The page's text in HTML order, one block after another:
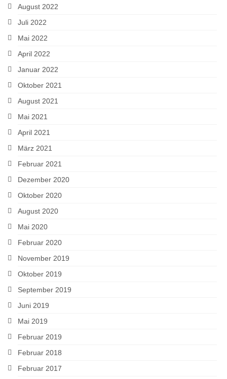
August 2022
Juli 2022
Mai 2022
April 2022
Januar 2022
Oktober 2021
August 2021
Mai 2021
April 2021
März 2021
Februar 2021
Dezember 2020
Oktober 2020
August 2020
Mai 2020
Februar 2020
November 2019
Oktober 2019
September 2019
Juni 2019
Mai 2019
Februar 2019
Februar 2018
Februar 2017